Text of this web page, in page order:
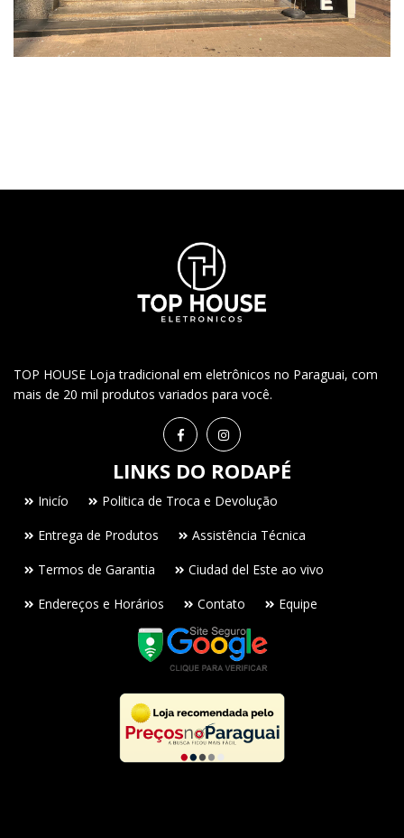
TOP HOUSE Loja tradicional em eletrônicos no Paraguai, com
mais de 20 mil produtos variados para você.
LINKS DO RODAPÉ
Inicío
Politica de Troca e Devolução
Entrega de Produtos
Assistência Técnica
Termos de Garantia
Ciudad del Este ao vivo
Endereços e Horários
Contato Equipe